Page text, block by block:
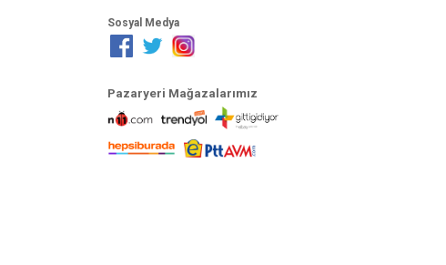
Sosyal Medya
Pazaryeri Mağazalarımız